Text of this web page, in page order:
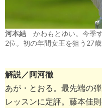
河本結 かわもとゆい。今季
2位。初の年間女王を狙う27歳
解説／阿河徹
あが・とおる。最先端の
レッスンに定評。藤本佳